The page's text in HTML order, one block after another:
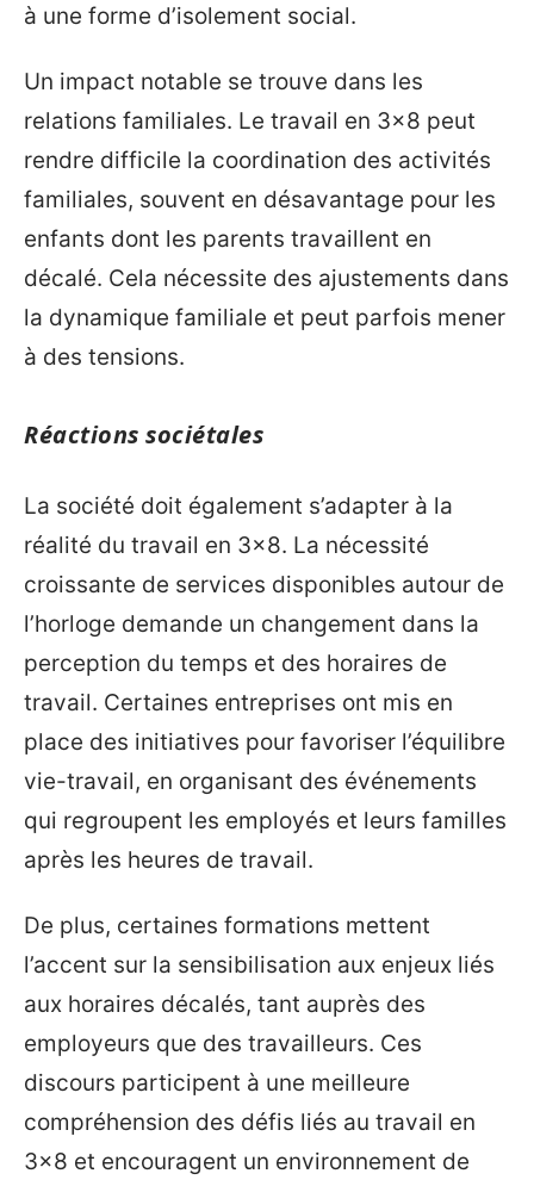
à une forme d’isolement social.
Un impact notable se trouve dans les
relations familiales. Le travail en 3×8 peut
rendre difficile la coordination des activités
familiales, souvent en désavantage pour les
enfants dont les parents travaillent en
décalé. Cela nécessite des ajustements dans
la dynamique familiale et peut parfois mener
à des tensions.
Réactions sociétales
La société doit également s’adapter à la
réalité du travail en 3×8. La nécessité
croissante de services disponibles autour de
l’horloge demande un changement dans la
perception du temps et des horaires de
travail. Certaines entreprises ont mis en
place des initiatives pour favoriser l’équilibre
vie-travail, en organisant des événements
qui regroupent les employés et leurs familles
après les heures de travail.
De plus, certaines formations mettent
l’accent sur la sensibilisation aux enjeux liés
aux horaires décalés, tant auprès des
employeurs que des travailleurs. Ces
discours participent à une meilleure
compréhension des défis liés au travail en
3×8 et encouragent un environnement de